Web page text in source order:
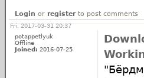
Login or registerto post comments
Fri, 2017-03-31 20:37
potappetlyuk
Offline
Joined: 2016-07-25